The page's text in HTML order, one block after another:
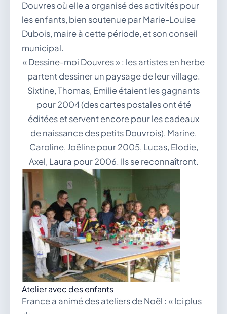
Douvres où elle a organisé des activités pour
les enfants, bien soutenue par Marie-Louise
Dubois, maire à cette période, et son conseil
municipal.
« Dessine-moi Douvres » : les artistes en herbe
partent dessiner un paysage de leur village.
Sixtine, Thomas, Emilie étaient les gagnants
pour 2004 (des cartes postales ont été
éditées et servent encore pour les cadeaux
de naissance des petits Douvrois), Marine,
Caroline, Joëline pour 2005, Lucas, Elodie,
Axel, Laura pour 2006. Ils se reconnaîtront.
Atelier avec des enfants
France a animé des ateliers de Noël : « Ici plus